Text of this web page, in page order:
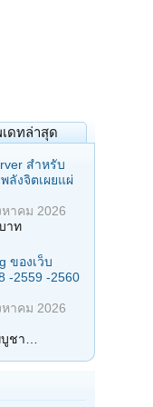
ดทล่าสุด
สำหรับ
ลังจิตเผยแผ่
หาคม 2026
าท
ของเว็บ
-2559 -2560
หาคม 2026
ชา…